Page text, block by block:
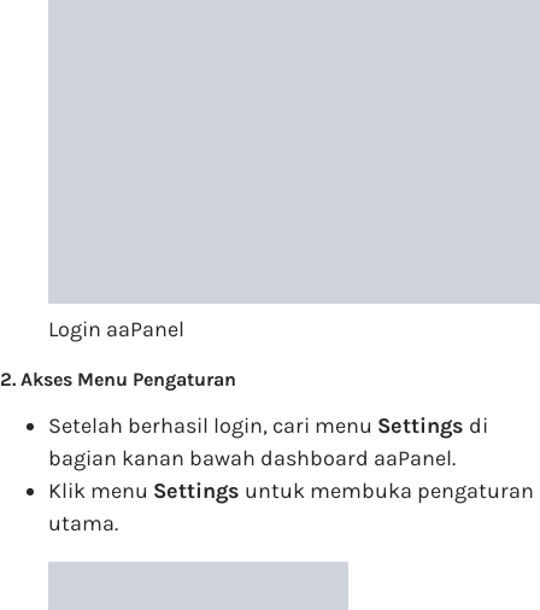
Login aaPanel
2. Akses Menu Pengaturan
Setelah berhasil login, cari menu Settings di
bagian kanan bawah dashboard aaPanel.
Klik menu Settings untuk membuka pengaturan
utama.